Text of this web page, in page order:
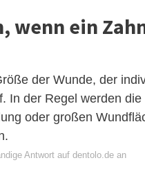
wenn ein
der Wunde, der
In der Regel werden
oder großen
Antwort auf dentolo.de an